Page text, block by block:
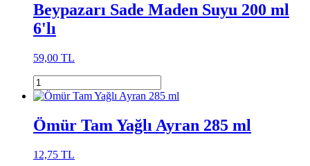
Beypazarı Sade Maden Suyu 200 ml
6'lı
59,00 TL
Ömür Tam Yağlı Ayran 285 ml
12,75 TL